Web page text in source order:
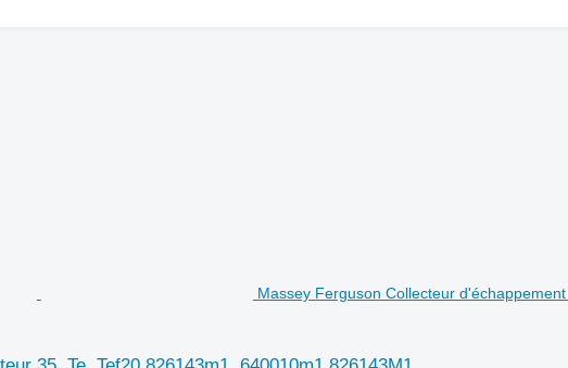
Massey Ferguson Collecteur d'échappement